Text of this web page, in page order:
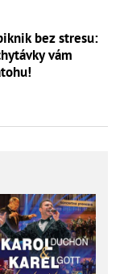
bez stresu:
vám